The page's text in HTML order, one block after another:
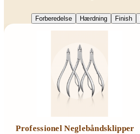
Forberedelse Hærdning Finish
Professionel Neglebåndsklipper